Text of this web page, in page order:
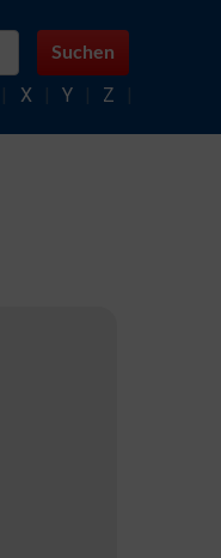
Suchen
X Y Z